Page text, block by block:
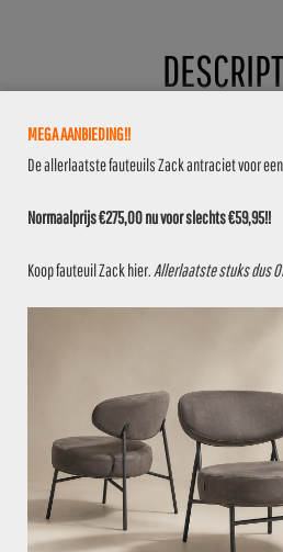
Tafellamp Monte Carlo
gemakkelijk in ieder
Wordt geleverd inclusief
vooraanstaande
Afmetingen:
– HxBxD: 22×7,5×7,5
Stukprijs € 32,50
MEGA AANBIEDING!!
De allerlaatste fauteuils Zack antraciet voor
Normaalprijs €275,00 nu voor slechts €59,95!!
Koop fauteuil Zackhier. Allerlaatste stuks dus